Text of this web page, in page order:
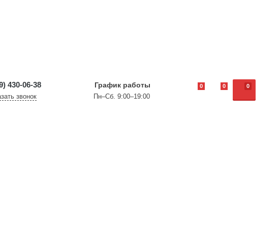
430-06-38
звонок
График работы
Пн–Сб. 9:00–19:00
0
0 0